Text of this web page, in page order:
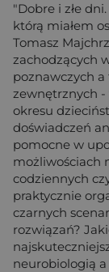
"Dobre i złe
którą miałem
Tomasz
zachodzących
poznawczych
zewnętrznych
okresu
doświadczeń
pomocne w
możliwościach
codziennych
praktycznie
czarnych
rozwiązań?
neurobiologią